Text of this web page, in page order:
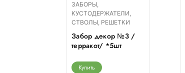
ЗАБОРЫ,
КУСТОДЕРЖАТЕЛИ,
СТВОЛЫ, РЕШЕТКИ
Забор декор №3 /
терракот/ *5шт
Купить